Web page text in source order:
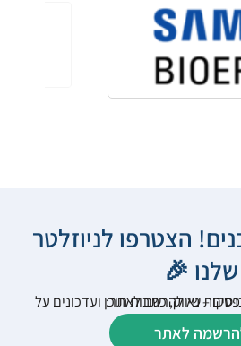
הצטרפו לניוזלטר
שלנו 🎉
כתבות תוכן ועדכונים על וובינרים וכנסים – נא להרשם לאתר:
לאתר